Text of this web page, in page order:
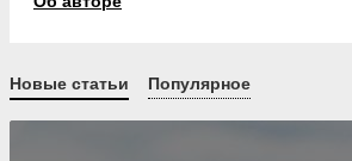
Новые статьи Популярное